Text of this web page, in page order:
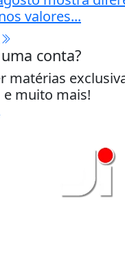
valores...
conta?
matérias
e muito mais!